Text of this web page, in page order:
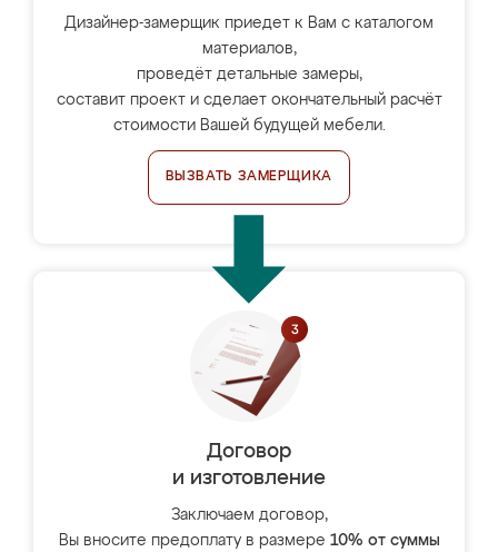
Дизайнер-замерщик приедет к Вам с каталогом
материалов,
проведёт детальные замеры,
составит проект и сделает окончательный расчёт
стоимости Вашей будущей мебели.
ВЫЗВАТЬ ЗАМЕРЩИКА
Договор
и изготовление
Заключаем договор,
Вы вносите предоплату в размере 10% от суммы